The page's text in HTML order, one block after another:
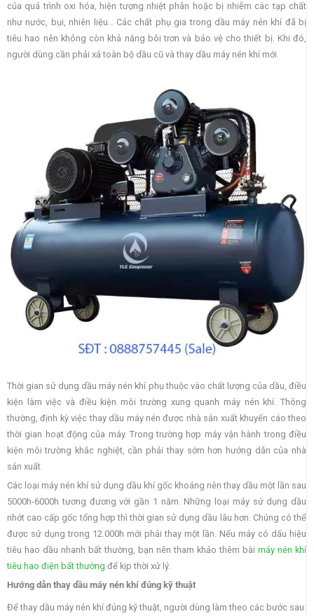
của quá trình oxi hóa, hiện tượng nhiệt phân hoặc bị nhiễm các tạp chất
như nước, bụi, nhiên liệu… Các chất phụ gia trong dầu máy nén khí đã bị
tiêu hao nên không còn khả năng bôi trơn và bảo vệ cho thiết bị. Khi đó,
người dùng cần phải xả toàn bộ dầu cũ và thay dầu máy nén khí mới.
Thời gian sử dụng dầu máy nén khí phụ thuộc vào chất lượng của dầu, điều
kiện làm việc và điều kiện môi trường xung quanh máy nén khí. Thông
thường, định kỳ việc thay dầu máy nén được nhà sản xuất khuyến cáo theo
thời gian hoạt động của máy. Trong trường hợp máy vận hành trong điều
kiện môi trường khắc nghiệt, cần phải thay sớm hơn hướng dẫn của nhà
sản xuất.
Các loại máy nén khí sử dụng dầu khí gốc khoáng nên thay dầu một lần sau
5000h-6000h tương đương với gần 1 năm. Những loại máy sử dụng dầu
nhớt cao cấp gốc tổng hợp thì thời gian sử dụng dầu lâu hơn. Chúng có thể
được sử dụng trong 12.000h mới phải thay một lần. Nếu máy có dấu hiệu
tiêu hao dầu nhanh bất thường, bạn nên tham khảo thêm bài máy nén khí
tiêu hao điện bất thường để kịp thời xử lý.
Hướng dẫn thay dầu máy nén khí đúng kỹ thuật
Để thay dầu máy nén khí đúng kỹ thuật, người dùng làm theo các bước sau: